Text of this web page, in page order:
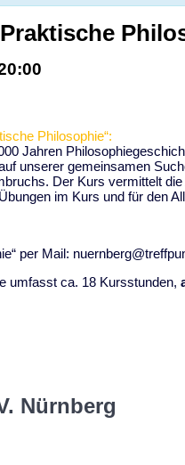
Philosophie“:
Jahren
unserer gemeinsamen
Der Kurs vermittelt
im Kurs und für den
per Mail:
umfasst ca. 18 Kursstunden,
Nürnberg